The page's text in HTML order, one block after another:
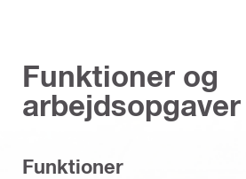
Funktioner og
arbejdsopgaver
Funktioner